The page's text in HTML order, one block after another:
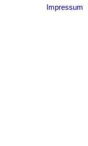
Impressum